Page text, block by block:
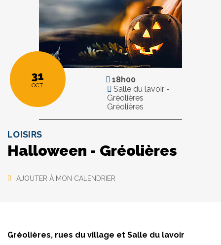
31
OCT.
18h00
Salle du lavoir -
Gréolières
Gréolières
LOISIRS
Halloween - Gréolières
AJOUTER À MON CALENDRIER
Gréolières, rues du village et Salle du lavoir